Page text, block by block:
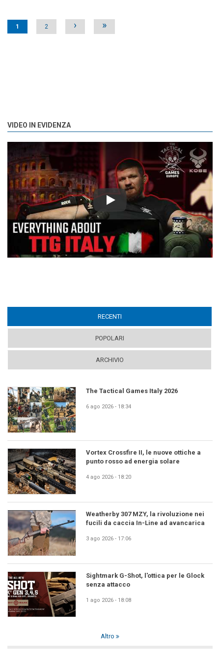
Pages
1 2 › »
VIDEO IN EVIDENZA
Play
RECENTI
POPOLARI
ARCHIVIO
The Tactical Games Italy 2026
6 ago 2026 - 18:34
Vortex Crossfire II, le nuove ottiche a
punto rosso ad energia solare
4 ago 2026 - 18:20
Weatherby 307 MZY, la rivoluzione nei
fucili da caccia In-Line ad avancarica
3 ago 2026 - 17:06
Sightmark G-Shot, l'ottica per le Glock
senza attacco
1 ago 2026 - 18:08
Altro